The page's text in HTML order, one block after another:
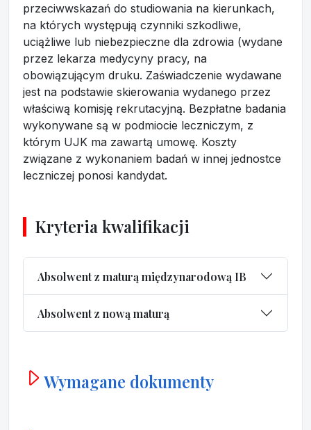
przeciwwskazań do studiowania na kierunkach,
na których występują czynniki szkodliwe,
uciążliwe lub niebezpieczne dla zdrowia (wydane
przez lekarza medycyny pracy, na
obowiązującym druku. Zaświadczenie wydawane
jest na podstawie skierowania wydanego przez
właściwą komisję rekrutacyjną. Bezpłatne badania
wykonywane są w podmiocie leczniczym, z
którym UJK ma zawartą umowę. Koszty
związane z wykonaniem badań w innej jednostce
leczniczej ponosi kandydat.
Kryteria kwalifikacji
Absolwent z maturą międzynarodową IB
Absolwent z nową maturą
Wymagane dokumenty